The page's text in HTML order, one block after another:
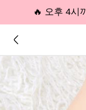
🔥 오후 4시